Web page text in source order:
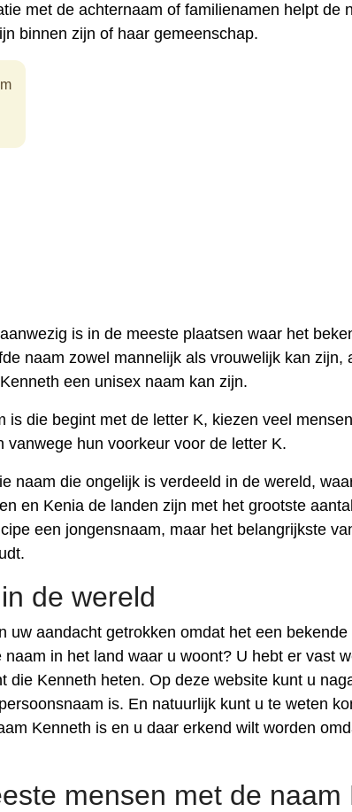
met de achternaam of familienamen helpt de
binnen zijn of haar gemeenschap.
is in de meeste plaatsen waar het
naam zowel mannelijk als vrouwelijk kan zijn,
een unisex naam kan zijn.
is die begint met de letter K, kiezen veel
vanwege hun voorkeur voor de letter K.
naam die ongelijk is verdeeld in de wereld,
en Kenia de landen zijn met het grootste
een jongensnaam, maar het belangrijkste
de wereld
uw aandacht getrokken omdat het een
in het land waar u woont? U hebt er vast
die Kenneth heten. Op deze website kunt u
is. En natuurlijk kunt u te weten
Kenneth is en u daar erkend wilt worden
mensen met de naam